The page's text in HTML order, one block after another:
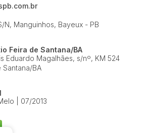
N, Manguinhos, Bayeux - PB
Feira de Santana/BA
Eduardo Magalhães, s/nº, KM 524
Santana/BA
| 07/2013